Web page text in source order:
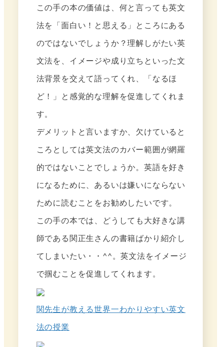
この手の本の価値は、何と言っても英文
法を「面白い！と思える」ところにある
のではないでしょうか？理解しがたい英
文法を、イメージや成り立ちといった文
法背景を交えて語ってくれ、「なるほ
ど！」と感覚的な理解を促進してくれま
す。
デメリットと言いますか、欠けていると
ころとしては英文法のカバー範囲が網羅
的ではないことでしょうか。英語を好き
になるために、あるいは嫌いにならない
ために読むことをお勧めしたいです。
この手の本では、どうしても大好きな講
師である関正生さんの書籍ばかり紹介し
てしまいたい・・^^。英文法をイメージ
で掴むことを促進してくれます。
関先生が教える世界一わかりやすい英文
法の授業